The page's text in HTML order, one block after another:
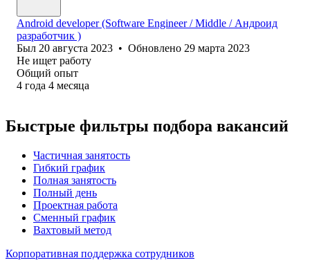
Android developer (Software Engineer / Middle / Андроид
разработчик )
Был 20 августа 2023 • Обновлено 29 марта 2023
Не ищет работу
Общий опыт
4 года 4 месяца
Быстрые фильтры подбора вакансий
Частичная занятость
Гибкий график
Полная занятость
Полный день
Проектная работа
Сменный график
Вахтовый метод
Корпоративная поддержка сотрудников